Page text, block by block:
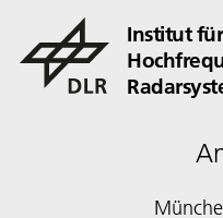
Institut für